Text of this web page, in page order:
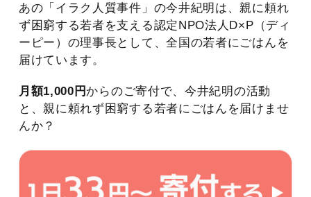
あの「イラク人質事件」の今井紀明は、親に頼れ
ず困窮する若者を支える認定NPO法人D×P（ディ
ーピー）の理事長として、全国の若者にごはんを
届けています。
月額1,000円 からのご寄付で、今井紀明の活動
と、親に頼れず困窮する若者にごはんを届けませ
んか？